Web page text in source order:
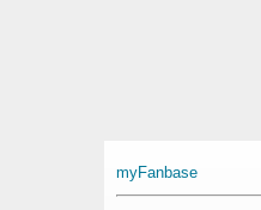
myFanbase